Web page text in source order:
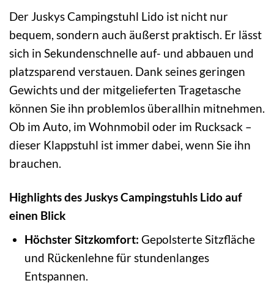
Der Juskys Campingstuhl Lido ist nicht nur
bequem, sondern auch äußerst praktisch. Er lässt
sich in Sekundenschnelle auf- und abbauen und
platzsparend verstauen. Dank seines geringen
Gewichts und der mitgelieferten Tragetasche
können Sie ihn problemlos überallhin mitnehmen.
Ob im Auto, im Wohnmobil oder im Rucksack –
dieser Klappstuhl ist immer dabei, wenn Sie ihn
brauchen.
Highlights des Juskys Campingstuhls Lido auf
einen Blick
Höchster Sitzkomfort: Gepolsterte Sitzfläche
und Rückenlehne für stundenlanges
Entspannen.